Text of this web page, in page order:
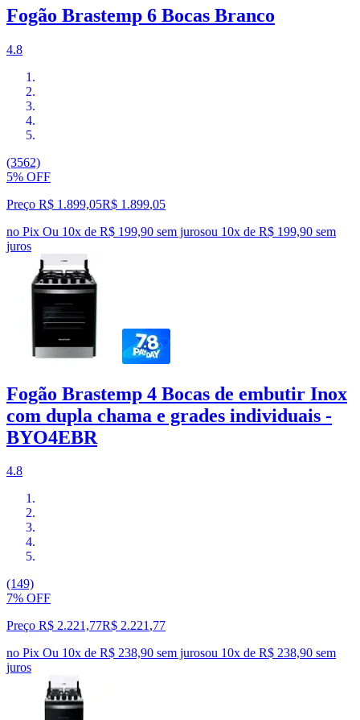
Fogão Brastemp 6 Bocas Branco
4.8
(3562)
5% OFF
Preço R$ 1.899,05R$ 1.899,05
no Pix Ou 10x de R$ 199,90 sem jurosou 10x de R$ 199,90 sem
juros
Fogão Brastemp 4 Bocas de embutir Inox
com dupla chama e grades individuais -
BYO4EBR
4.8
(149)
7% OFF
Preço R$ 2.221,77R$ 2.221,77
no Pix Ou 10x de R$ 238,90 sem jurosou 10x de R$ 238,90 sem
juros